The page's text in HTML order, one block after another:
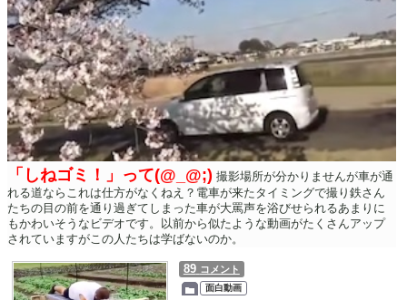
「しねゴミ！」って(@_@;) 撮影場所が分かりませんが車が通
れる道ならこれは仕方がなくねえ？電車が来たタイミングで撮り鉄さん
たちの目の前を通り過ぎてしまった車が大罵声を浴びせられるあまりに
もかわいそうなビデオです。以前から似たような動画がたくさんアップ
されていますがこの人たちは学ばないのか。
89 コメント
面白動画